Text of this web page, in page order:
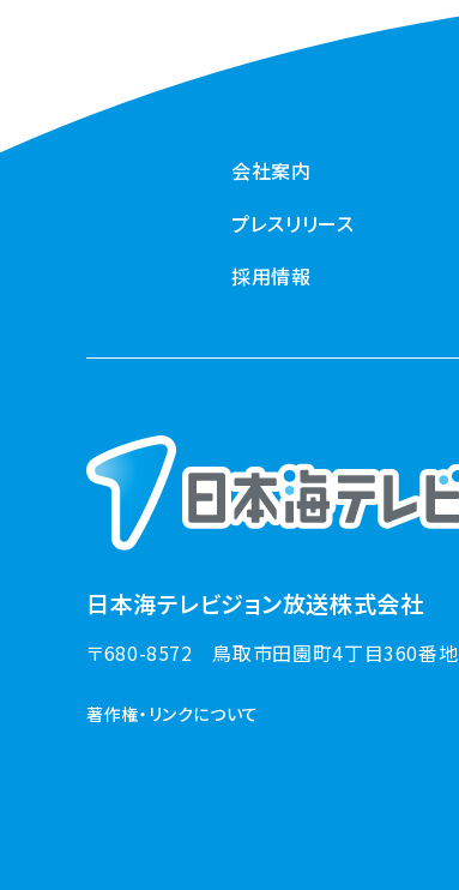
会社案内
プレスリリース
採用情報
日本海テレビジョン放送株式会社
〒680-8572 鳥取市田園町4丁目360番地
著作権・リンクについて